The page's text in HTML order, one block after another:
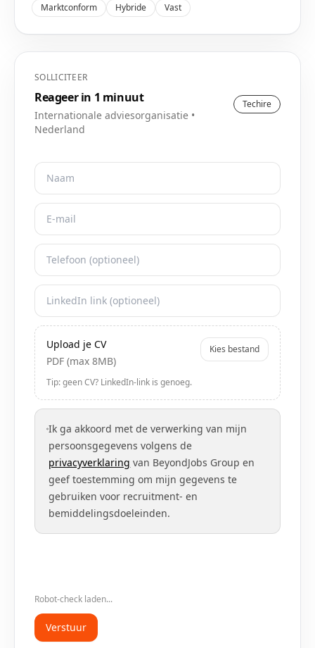
Marktconform Hybride Vast
SOLLICITEER
Reageer in 1 minuut
Internationale adviesorganisatie •
Nederland
Techire
Upload je CV
PDF (max 8MB)
Kies bestand
Tip: geen CV? LinkedIn-link is genoeg.
Ik ga akkoord met de verwerking van mijn
persoonsgegevens volgens de
privacyverklaring van BeyondJobs Group en
geef toestemming om mijn gegevens te
gebruiken voor recruitment- en
bemiddelingsdoeleinden.
Robot-check laden...
Verstuur